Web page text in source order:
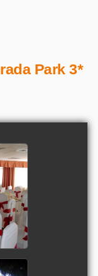
Park 3*